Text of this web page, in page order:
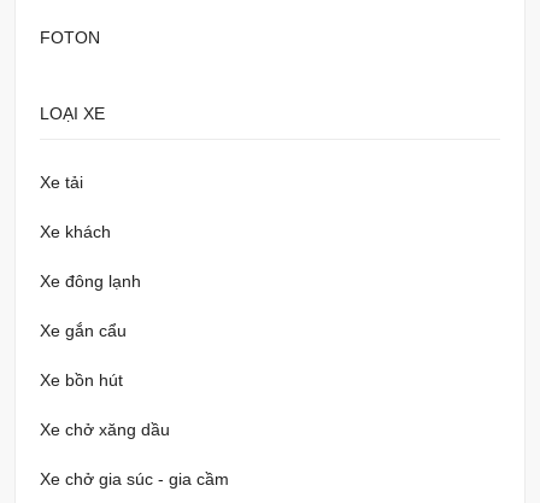
FOTON
LOẠI XE
Xe tải
Xe khách
Xe đông lạnh
Xe gắn cẩu
Xe bồn hút
Xe chở xăng dầu
Xe chở gia súc - gia cầm